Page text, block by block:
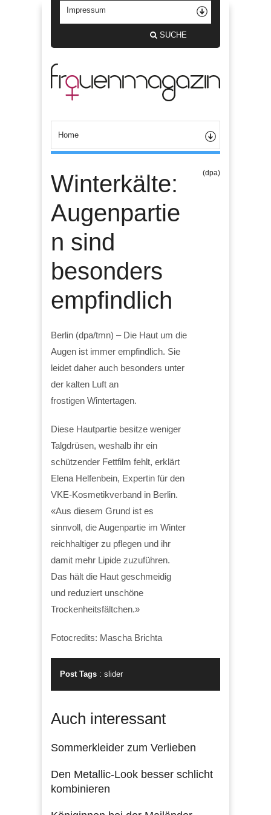
SUCHE
Winterkälte:
Augenpartie
n sind
besonders
empfindlich
(dpa)
Berlin (dpa/tmn) – Die Haut um die
Augen ist immer empfindlich. Sie
leidet daher auch besonders unter
der kalten Luft an
frostigen Wintertagen.
Diese Hautpartie besitze weniger
Talgdrüsen, weshalb ihr ein
schützender Fettfilm fehlt, erklärt
Elena Helfenbein, Expertin für den
VKE-Kosmetikverband in Berlin.
«Aus diesem Grund ist es
sinnvoll, die Augenpartie im Winter
reichhaltiger zu pflegen und ihr
damit mehr Lipide zuzuführen.
Das hält die Haut geschmeidig
und reduziert unschöne
Trockenheitsfältchen.»
Fotocredits: Mascha Brichta
Post Tags : slider
Auch interessant
Sommerkleider zum Verlieben
Den Metallic-Look besser schlicht
kombinieren